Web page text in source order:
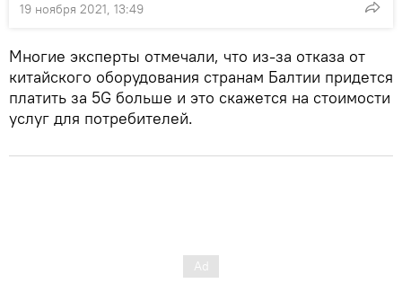
19 ноября 2021, 13:49
Многие эксперты отмечали, что из-за отказа от
китайского оборудования странам Балтии придется
платить за 5G больше и это скажется на стоимости
услуг для потребителей.